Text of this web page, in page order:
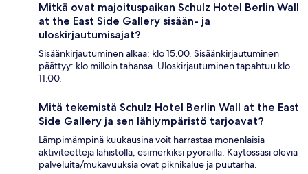
Mitkä ovat majoituspaikan Schulz Hotel Berlin Wall
at the East Side Gallery sisään- ja
uloskirjautumisajat?
Sisäänkirjautuminen alkaa: klo 15.00. Sisäänkirjautuminen
päättyy: klo milloin tahansa. Uloskirjautuminen tapahtuu klo
11.00.
Mitä tekemistä Schulz Hotel Berlin Wall at the East
Side Gallery ja sen lähiympäristö tarjoavat?
Lämpimämpinä kuukausina voit harrastaa monenlaisia
aktiviteetteja lähistöllä, esimerkiksi pyöräillä. Käytössäsi olevia
palveluita/mukavuuksia ovat piknikalue ja puutarha.